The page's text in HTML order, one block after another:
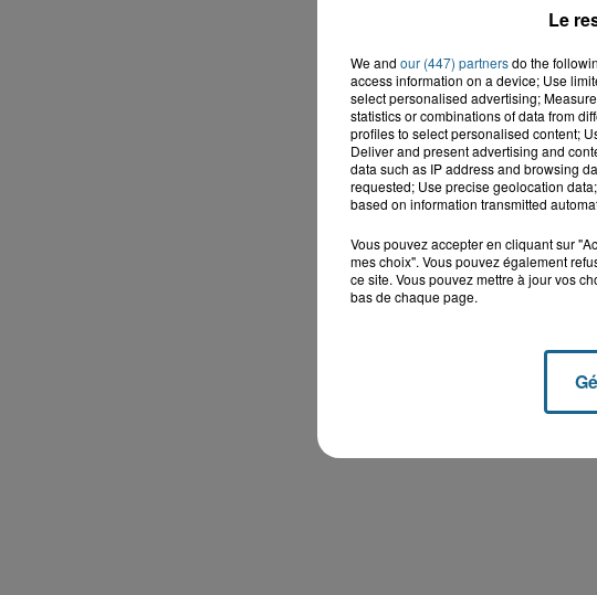
Le
We and our (447) partnersdo the
access information on a device; Use
select personalised advertising;
statistics or combinations of data from
profiles to select personalised content;
Deliver and present advertising and
data such as IP address and browsing
requested; Use precise geolocation
based on information transmitted
Vous pouvez accepter en cliquant sur
mes choix". Vous pouvez également
ce site. Vous pouvez mettre à jour vos
bas de chaque page.